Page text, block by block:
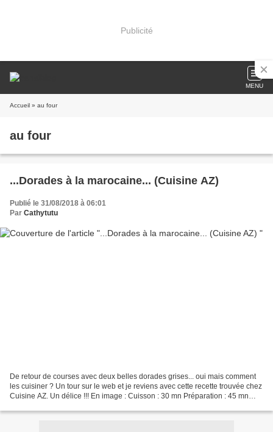
Publicité
MENU
Accueil » au four
au four
...Dorades à la marocaine... (Cuisine AZ)
Publié le 31/08/2018 à 06:01
Par Cathytutu
De retour de courses avec deux belles dorades grises... oui mais comment
les cuisiner ? Un tour sur le web et je reviens avec cette recette trouvée chez
Cuisine AZ. Un délice !!! En image : Cuisson : 30 mn Préparation : 45 mn